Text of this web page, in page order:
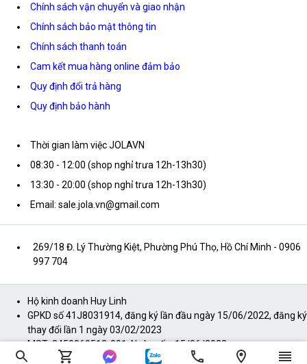
Chính sách vận chuyển và giao nhận
Chính sách bảo mật thông tin
Chính sách thanh toán
Cam kết mua hàng online đảm bảo
Quy định đổi trả hàng
Quy định bảo hành
Thời gian làm việc JOLAVN
08:30 - 12:00 (shop nghỉ trưa 12h-13h30)
13:30 - 20:00 (shop nghỉ trưa 12h-13h30)
Email: sale.jola.vn@gmail.com
269/18 Đ. Lý Thường Kiệt, Phường Phú Thọ, Hồ Chí Minh - 0906
997 704
Hộ kinh doanh Huy Linh
GPKD số 41J8031914, đăng ký lần đầu ngày 15/06/2022, đăng ký
thay đổi lần 1 ngày 03/02/2023
MST: 8459060512-001, Ngày cấp: 15/06/2022
Địa chỉ: 120 Trần Minh Quyền, P11, Q10, TP.HCM